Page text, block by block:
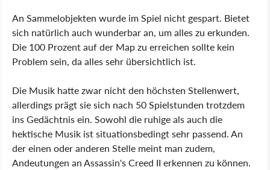
An Sammelobjekten wurde im Spiel nicht gespart. Bietet
sich natürlich auch wunderbar an, um alles zu erkunden.
Die 100 Prozent auf der Map zu erreichen sollte kein
Problem sein, da alles sehr übersichtlich ist.
Die Musik hatte zwar nicht den höchsten Stellenwert,
allerdings prägt sie sich nach 50 Spielstunden trotzdem
ins Gedächtnis ein. Sowohl die ruhige als auch die
hektische Musik ist situationsbedingt sehr passend. An
der einen oder anderen Stelle meint man zudem,
Andeutungen an Assassin's Creed II erkennen zu können.